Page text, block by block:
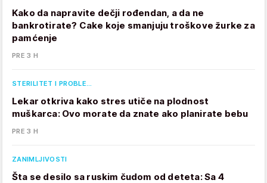
Kako da napravite dečji rođendan, a da ne
bankrotirate? Cake koje smanjuju troškove žurke za
pamćenje
PRE 3 H
STERILITET I PROBLE…
Lekar otkriva kako stres utiče na plodnost
muškarca: Ovo morate da znate ako planirate bebu
PRE 3 H
ZANIMLJIVOSTI
Šta se desilo sa ruskim čudom od deteta: Sa 4